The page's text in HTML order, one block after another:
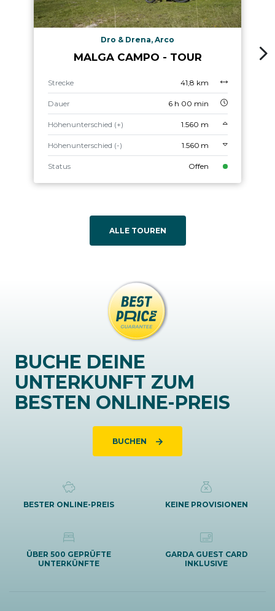
Dro & Drena, Arco
MALGA CAMPO - TOUR
Strecke 41,8 km
Dauer 6 h 00 min
Höhenunterschied (+) 1.560 m
Höhenunterschied (-) 1.560 m
Status Offen
ALLE TOUREN
BUCHE DEINE
UNTERKUNFT ZUM
BESTEN ONLINE-PREIS
BUCHEN
BESTER ONLINE-PREIS KEINE PROVISIONEN
ÜBER 500 GEPRÜFTE
UNTERKÜNFTE
GARDA GUEST CARD
INKLUSIVE